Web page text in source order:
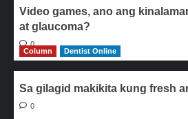
Video games, ano ang
at glaucoma?
0
Column
Dentist Online
Sa gilagid makikita kung fresh
0